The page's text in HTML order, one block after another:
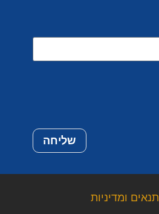
שליחה
תנאים ומדיניות